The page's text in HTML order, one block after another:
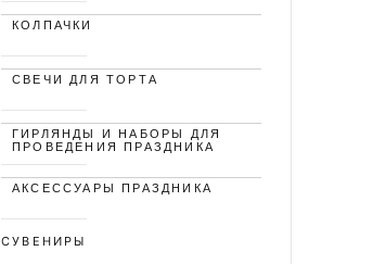
КОЛПАЧКИ
СВЕЧИ ДЛЯ ТОРТА
ГИРЛЯНДЫ И НАБОРЫ ДЛЯ
ПРОВЕДЕНИЯ ПРАЗДНИКА
АКСЕССУАРЫ ПРАЗДНИКА
СУВЕНИРЫ